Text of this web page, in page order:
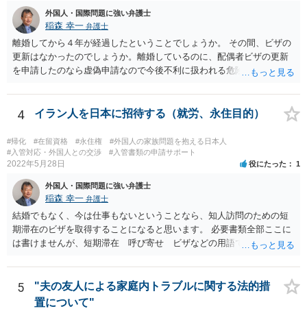
外国人・国際問題に強い弁護士
稲森 幸一 弁護士
離婚してから４年が経過したということでしょうか。 その間、ビザの
更新はなかったのでしょうか。離婚しているのに、配偶者ビザの更新
を申請したのなら虚偽申請なので今後不利に扱われる危険がありま
しょうか。ただその場合も通用しないかもしれませんが、すぐに届け
る必要があることを知らなかったとしか言いようがないのかもしれま
目に働いていたこと、今後の生活に十分困らないお金があることなど
を示していくことになると思います。 頑張ってください。
4 イラン人を日本に招待する（就労、永住目的）
#帰化 #在留資格 #永住権
#外国人の家族問題を抱える日本人
#入管対応・外国人との交渉
#入管書類の申請サポート
2022年5月28日 役にたった 1
外国人・国際問題に強い弁護士
稲森 幸一 弁護士
結婚でもなく、今は仕事もないということなら、知人訪問のための短
期滞在のビザを取得することになると思います。 必要書類全部ここに
は書けませんが、短期滞在 呼び寄せ ビザなどの用語で検索すると
す。 それらを揃えて、イランにある日本大使館ににビザを申請するこ
とになります。 期間は通常９０日、３０日、あるいは１５日ですが、
今はコロナもあり刻々と状況が変わっているので、事前に外務省や大
5
"夫の友人による家庭内トラブルに関する法的措
置について"